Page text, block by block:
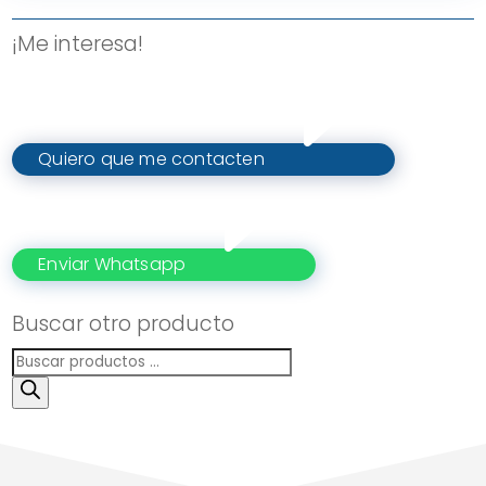
¡Me interesa!
Quiero que me contacten
Enviar Whatsapp
Buscar otro producto
Búsqueda
de
productos